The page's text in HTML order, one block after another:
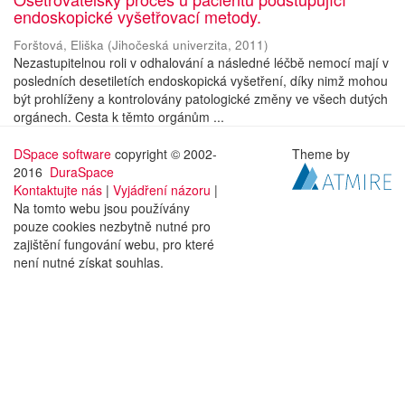
endoskopické vyšetřovací metody.
Forštová, Eliška (Jihočeská univerzita, 2011)
Nezastupitelnou roli v odhalování a následné léčbě nemocí mají v
posledních desetiletích endoskopická vyšetření, díky nimž mohou
být prohlíženy a kontrolovány patologické změny ve všech dutých
orgánech. Cesta k těmto orgánům ...
DSpace software copyright © 2002-
2016 DuraSpace
Kontaktujte nás | Vyjádření názoru |
Na tomto webu jsou používány
pouze cookies nezbytně nutné pro
zajištění fungování webu, pro které
není nutné získat souhlas.
Theme by